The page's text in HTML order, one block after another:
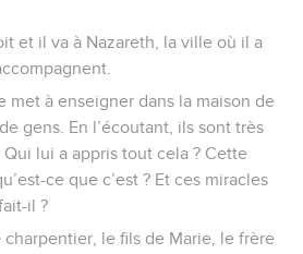
et il va à Nazareth, la ville où il a
met à enseigner dans la maison de
gens. En l’écoutant, ils sont très
lui a appris tout cela ? Cette
ce que c’est ? Et ces miracles
il ?
charpentier, le fils de Marie, le frère